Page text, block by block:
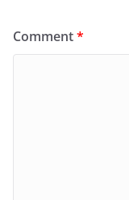
Comment*